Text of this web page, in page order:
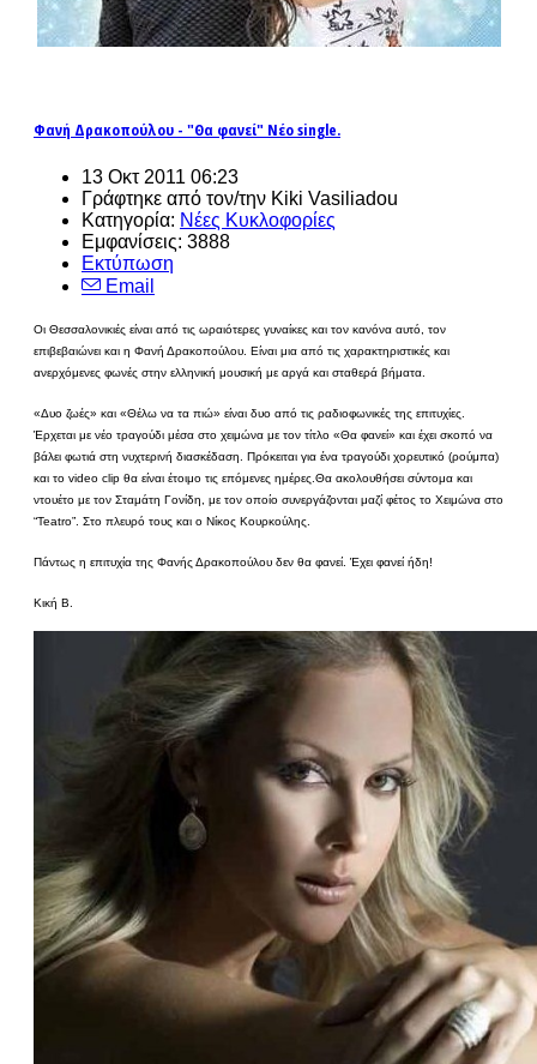
Φανή Δρακοπούλου - "Θα φανεί" Νέο single.
13 Οκτ 2011 06:23
Γράφτηκε από τον/την Kiki Vasiliadou
Κατηγορία: Νέες Κυκλοφορίες
Εμφανίσεις: 3888
Εκτύπωση
Email
Οι Θεσσαλονικιές είναι από τις ωραιότερες γυναίκες και τον κανόνα αυτό, τον
επιβεβαιώνει και η Φανή Δρακοπούλου. Είναι μια από τις χαρακτηριστικές και
ανερχόμενες φωνές στην ελληνική μουσική με αργά και σταθερά βήματα.
«Δυο ζωές» και «Θέλω να τα πιώ» είναι δυο από τις ραδιοφωνικές της επιτυχίες.
Έρχεται με νέο τραγούδι μέσα στο χειμώνα με τον τίτλο «Θα φανεί» και έχει σκοπό να
βάλει φωτιά στη νυχτερινή διασκέδαση. Πρόκειται για ένα τραγούδι χορευτικό (ρούμπα)
και το video clip θα είναι έτοιμο τις επόμενες ημέρες.Θα ακολουθήσει σύντομα και
ντουέτο με τον Σταμάτη Γονίδη, με τον οποίο συνεργάζονται μαζί φέτος το Χειμώνα στο
“Teatro”. Στο πλευρό τους και ο Νίκος Κουρκούλης.
Πάντως η επιτυχία της Φανής Δρακοπούλου δεν θα φανεί. Έχει φανεί ήδη!
Κική Β.